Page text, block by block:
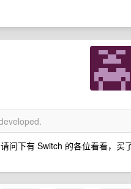
问下有 Switch 的各位看看，买